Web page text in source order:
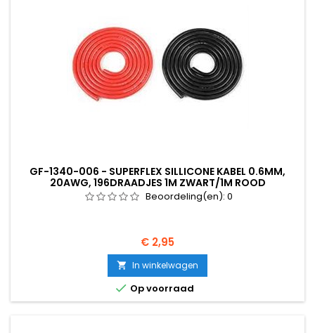
GF-1340-006 - SUPERFLEX SILLICONE KABEL 0.6MM,
20AWG, 196DRAADJES 1M ZWART/1M ROOD
Beoordeling(en): 0
Prijs
€ 2,95
 In winkelwagen
 Op voorraad